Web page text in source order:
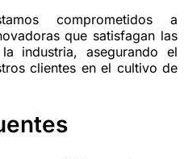
comprometidos a
que satisfagan las
industria, asegurando el
clientes en el cultivo de